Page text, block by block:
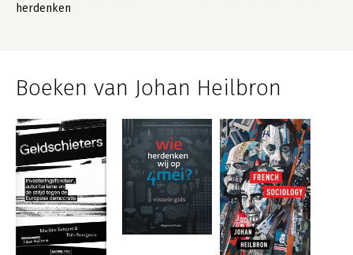
herdenken
Boeken van Johan Heilbron